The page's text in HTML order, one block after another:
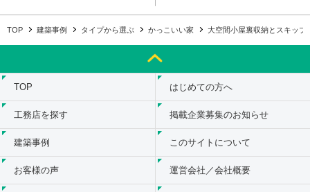
TOP 建築事例 タイプから選ぶ かっこいい家 大空間小屋裏収納とスキップ
TOP
工務店を探す
建築事例
お客様の声
はじめての方へ
掲載企業募集のお知らせ
このサイトについて
運営会社／会社概要